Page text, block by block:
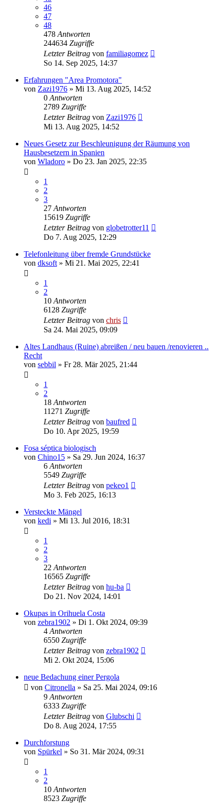
46
47
48
478 Antworten
244634 Zugriffe
Letzter Beitrag von familiagomez
So 14. Sep 2025, 14:37
Erfahrungen "Area Promotora"
von Zazi1976 » Mi 13. Aug 2025, 14:52
0 Antworten
2789 Zugriffe
Letzter Beitrag von Zazi1976
Mi 13. Aug 2025, 14:52
Neues Gesetz zur Beschleunigung der Räumung von
Hausbesetzern in Spanien
von Wladoro » Do 23. Jan 2025, 22:35
1
2
3
27 Antworten
15619 Zugriffe
Letzter Beitrag von globetrotter11
Do 7. Aug 2025, 12:29
Telefonleitung über fremde Grundstücke
von dksoft » Mi 21. Mai 2025, 22:41
1
2
10 Antworten
6128 Zugriffe
Letzter Beitrag von chris
Sa 24. Mai 2025, 09:09
Altes Landhaus (Ruine) abreißen / neu bauen /renovieren ..
Recht
von sebbil » Fr 28. Mär 2025, 21:44
1
2
18 Antworten
11271 Zugriffe
Letzter Beitrag von baufred
Do 10. Apr 2025, 19:59
Fosa séptica biologisch
von Chino15 » Sa 29. Jun 2024, 16:37
6 Antworten
5549 Zugriffe
Letzter Beitrag von pekeo1
Mo 3. Feb 2025, 16:13
Versteckte Mängel
von kedi » Mi 13. Jul 2016, 18:31
1
2
3
22 Antworten
16565 Zugriffe
Letzter Beitrag von hu-ba
Do 21. Nov 2024, 14:01
Okupas in Orihuela Costa
von zebra1902 » Di 1. Okt 2024, 09:39
4 Antworten
6550 Zugriffe
Letzter Beitrag von zebra1902
Mi 2. Okt 2024, 15:06
neue Bedachung einer Pergola
von Citronella » Sa 25. Mai 2024, 09:16
9 Antworten
6333 Zugriffe
Letzter Beitrag von Glubschi
Do 8. Aug 2024, 17:55
Durchforstung
von Spürkel » So 31. Mär 2024, 09:31
1
2
10 Antworten
8523 Zugriffe